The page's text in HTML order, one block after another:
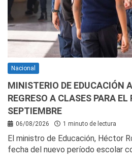
Nacional
MINISTERIO DE EDUCACIÓN
REGRESO A CLASES PARA
SEPTIEMBRE
06/08/2026 1 minuto de lectura
El ministro de Educación, Héctor
fecha del nuevo período escolar